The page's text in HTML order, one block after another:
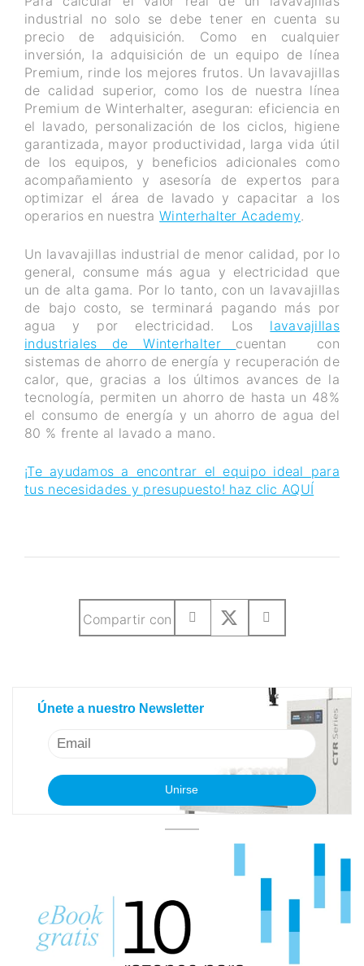
industrial no solo se debe tener en cuenta su
precio de adquisición. Como en cualquier
inversión, la adquisición de un equipo de línea
Premium, rinde los mejores frutos. Un lavavajillas
de calidad superior, como los de nuestra línea
Premium de Winterhalter, aseguran: eficiencia en
el lavado, personalización de los ciclos, higiene
garantizada, mayor productividad, larga vida útil
de los equipos, y beneficios adicionales como
acompañamiento y asesoría de expertos para
optimizar el área de lavado y capacitar a los
operarios en nuestraWinterhalter Academy.
Un lavavajillas industrial de menor calidad, por lo
general, consume más agua y electricidad que
un de alta gama. Por lo tanto, con un lavavajillas
de bajo costo, se terminará pagando más por
agua y por electricidad. Los lavavajillas
industriales de Winterhalter cuentan con
sistemas de ahorro de energía y recuperación de
calor, que, gracias a los últimos avances de la
tecnología, permiten un ahorro de hasta un 48%
el consumo de energía y un ahorro de agua del
80 % frente al lavado a mano.
¡Te ayudamos a encontrar el equipo ideal para
tus necesidades y presupuesto! haz clic AQUÍ
Compartir con
Únete a nuestro Newsletter